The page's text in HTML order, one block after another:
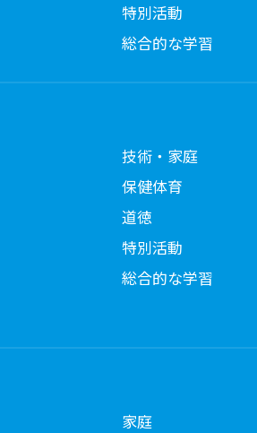
特別活動
総合的な学習
技術・家庭
保健体育
道徳
特別活動
総合的な学習
家庭